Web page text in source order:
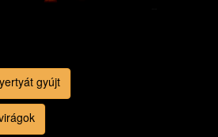
gyújt